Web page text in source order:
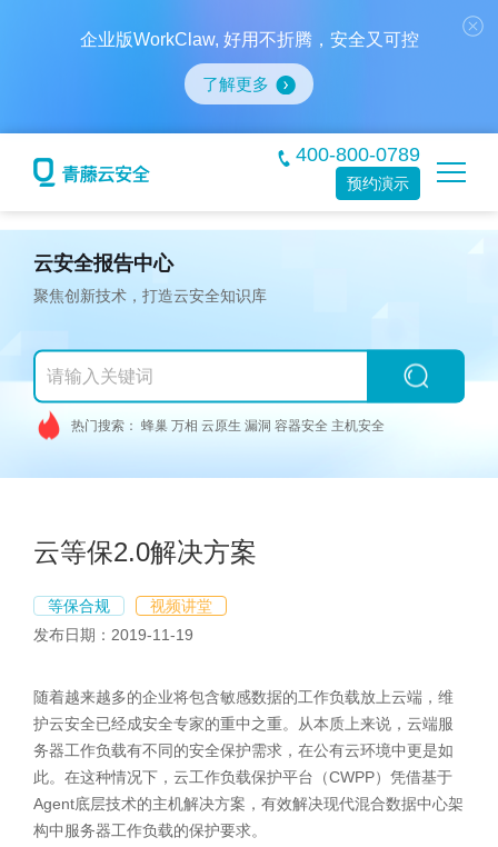
企业版WorkClaw, 好用不折腾，安全又可控
了解更多
400-800-0789
预约演示
云安全报告中心
聚焦创新技术，打造云安全知识库
热门搜索： 蜂巢 万相 云原生 漏洞 容器安全 主机安全
云等保2.0解决方案
等保合规
视频讲堂
发布日期：2019-11-19
随着越来越多的企业将包含敏感数据的工作负载放上云端，维
护云安全已经成安全专家的重中之重。从本质上来说，云端服
务器工作负载有不同的安全保护需求，在公有云环境中更是如
此。在这种情况下，云工作负载保护平台（CWPP）凭借基于
Agent底层技术的主机解决方案，有效解决现代混合数据中心架
构中服务器工作负载的保护要求。